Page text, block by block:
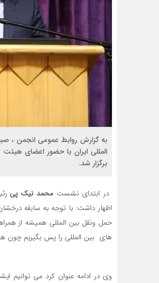
به گزارش روابط عمومی انجمن ،
المللی ایران با حضور اعضای
برگزار شد.
در ابتدای نشست محمد نیک پی
اظهار داشت: با توجه به سابقه
حمل ونقل بین المللی همیشه از
های بین المللی را پس بگیریم چون
وی در ادامه عنوان کرد می توانیم